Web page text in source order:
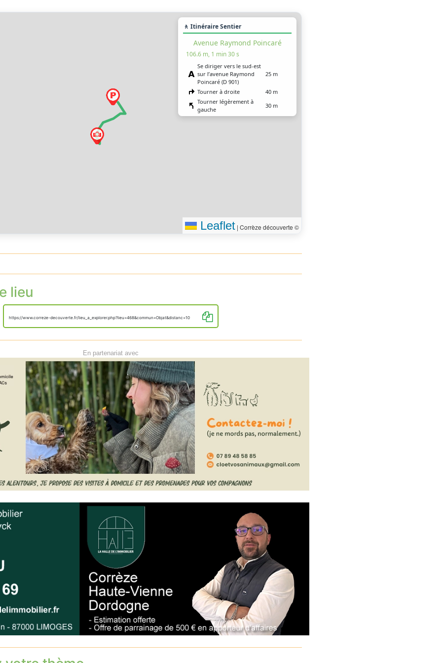
🚶 Itinéraire Sentier
Avenue Raymond Poincaré
106.6 m, 1 min 30 s
Se diriger vers le sud-est
sur l’avenue Raymond
Poincaré (D 901)
25 m
Tourner à droite
40 m
Tourner légèrement à
gauche
30 m
Leaflet | Corrèze découverte ©
lieu
https://www.correze-decouverte.fr/lieu_a_explorer.php?lieu=468&commun=Objat&distanc=10
En partenariat avec